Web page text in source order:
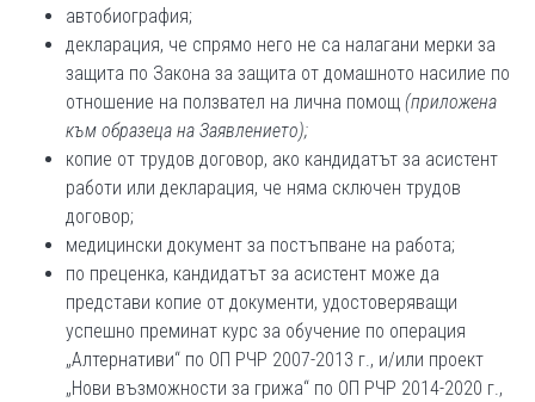
автобиография;
декларация, че спрямо него не са налагани мерки за
защита по Закона за защита от домашното насилие по
отношение на ползвател на лична помощ (приложена
към образеца на Заявлението);
копие от трудов договор, ако кандидатът за асистент
работи или декларация, че няма сключен трудов
договор;
медицински документ за постъпване на работа;
по преценка, кандидатът за асистент може да
представи копие от документи, удостоверяващи
успешно преминат курс за обучение по операция
„Алтернативи“ по ОП РЧР 2007-2013 г., и/или проект
„Нови възможности за грижа“ по ОП РЧР 2014-2020 г.,